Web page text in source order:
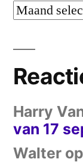
Kies
Harry
van 17
Walter op